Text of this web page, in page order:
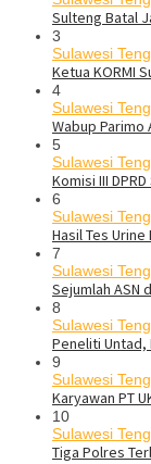
Sulteng Batal
3
Sulawesi
Ketua KORMI
4
Sulawesi
Wabup
5
Sulawesi
Komisi III
6
Sulawesi
Hasil Tes
7
Sulawesi
Sejumlah ASN
8
Sulawesi
Peneliti Untad,
9
Sulawesi
Karyawan PT
10
Sulawesi
Tiga Polres